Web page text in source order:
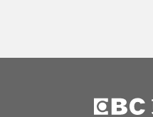
股每日最長交易
6.4萬名股東注
「千張大戶」還